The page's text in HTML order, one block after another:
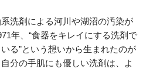
洗剤による河川や湖沼の汚染が
年、“食器をキレイにする洗剤で
る”という想いから生まれたのが
分の手肌にも優しい洗剤は、よ